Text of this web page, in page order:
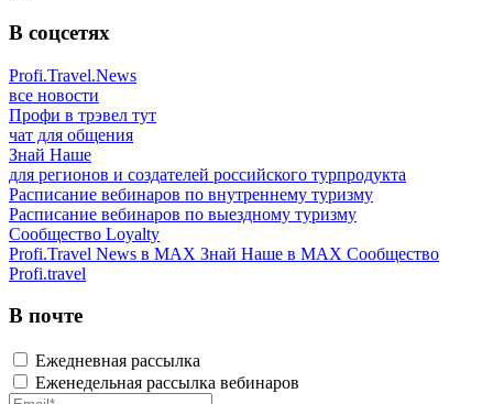
В соцсетях
Profi.Travel.News
все новости
Профи в трэвел тут
чат для общения
Знай Наше
для регионов и создателей российского турпродукта
Расписание вебинаров по внутреннему туризму
Расписание вебинаров по выездному туризму
Сообщество Loyalty
Profi.Travel News в MAX Знай Наше в MAX Сообщество
Profi.travel
В почте
Ежедневная рассылка
Еженедельная рассылка вебинаров